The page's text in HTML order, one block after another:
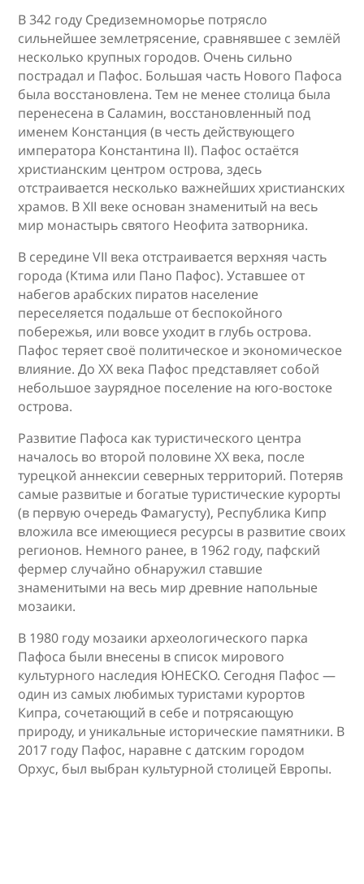
В 342 году Средиземноморье потрясло
сильнейшее землетрясение, сравнявшее с землёй
несколько крупных городов. Очень сильно
пострадал и Пафос. Большая часть Нового Пафоса
была восстановлена. Тем не менее столица была
перенесена в Саламин, восстановленный под
именем Констанция (в честь действующего
императора Константина II). Пафос остаётся
христианским центром острова, здесь
отстраивается несколько важнейших христианских
храмов. В XII веке основан знаменитый на весь
мир монастырь святого Неофита затворника.
В середине VII века отстраивается верхняя часть
города (Ктима или Пано Пафос). Уставшее от
набегов арабских пиратов население
переселяется подальше от беспокойного
побережья, или вовсе уходит в глубь острова.
Пафос теряет своё политическое и экономическое
влияние. До XX века Пафос представляет собой
небольшое заурядное поселение на юго-востоке
острова.
Развитие Пафоса как туристического центра
началось во второй половине XX века, после
турецкой аннексии северных территорий. Потеряв
самые развитые и богатые туристические курорты
(в первую очередь Фамагусту), Республика Кипр
вложила все имеющиеся ресурсы в развитие своих
регионов. Немного ранее, в 1962 году, пафский
фермер случайно обнаружил ставшие
знаменитыми на весь мир древние напольные
мозаики.
В 1980 году мозаики археологического парка
Пафоса были внесены в список мирового
культурного наследия ЮНЕСКО. Сегодня Пафос —
один из самых любимых туристами курортов
Кипра, сочетающий в себе и потрясающую
природу, и уникальные исторические памятники. В
2017 году Пафос, наравне с датским городом
Орхус, был выбран культурной столицей Европы.